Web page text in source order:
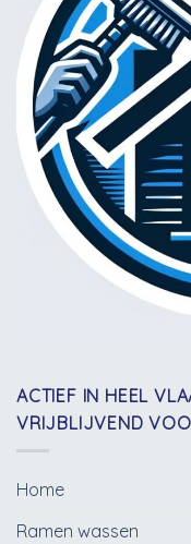
ACTIEF IN HEEL
VRIJBLIJVEND
Home
Ramen wassen